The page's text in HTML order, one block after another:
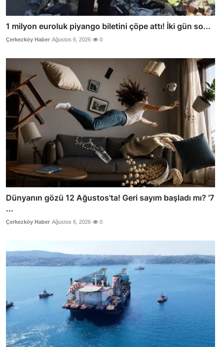
1 milyon euroluk piyango biletini çöpe attı! İki gün so...
Çerkezköy Haber Ağustos 6, 2026 0
Dünyanın gözü 12 Ağustos'ta! Geri sayım başladı mı? '7
...
Çerkezköy Haber Ağustos 6, 2026 0